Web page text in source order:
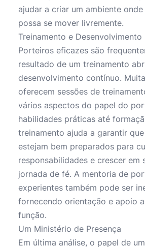
ajudar a criar um ambiente
possa se mover livremente.
Treinamento e Desenvolvimento
Porteiros eficazes são
resultado de um treinamento
desenvolvimento contínuo.
oferecem sessões de
vários aspectos do papel do
habilidades práticas até
treinamento ajuda a garantir
estejam bem preparados para
responsabilidades e crescer em
jornada de fé. A mentoria de
experientes também pode ser
fornecendo orientação e apoio
função.
Um Ministério de Presença
Em última análise, o papel de